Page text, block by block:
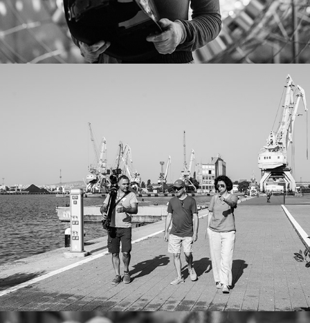
Дарителите – документална
минипоредица